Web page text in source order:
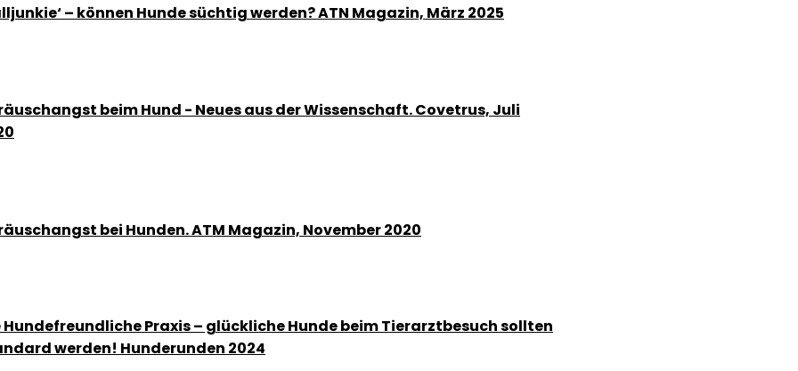
– können Hunde süchtig werden? ATN Magazin, März 2025
beim Hund - Neues aus der Wissenschaft. Covetrus, Juli
bei Hunden. ATM Magazin, November 2020
Hundefreundliche Praxis – glückliche Hunde beim Tierarztbesuch sollten
werden! Hunderunden 2024